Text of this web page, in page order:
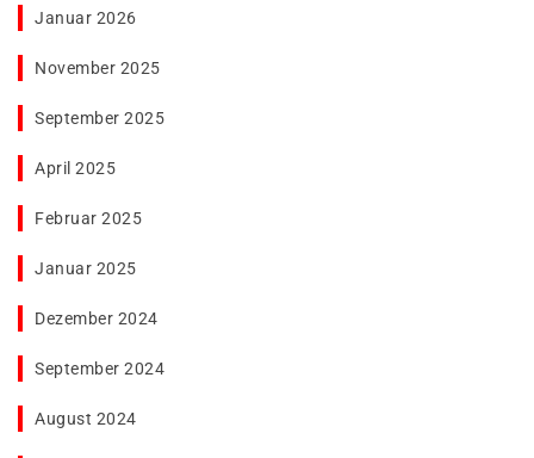
Januar 2026
November 2025
September 2025
April 2025
Februar 2025
Januar 2025
Dezember 2024
September 2024
August 2024